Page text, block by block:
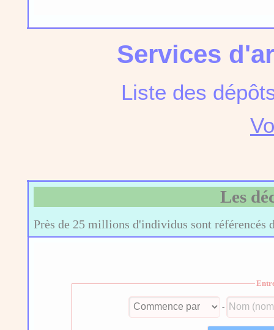
Services
Liste des
Les
Près de 25 millions d'individus sont référencés
-